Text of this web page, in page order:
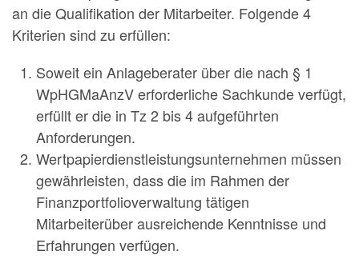
an die Qualifikation der Mitarbeiter. Folgende 4
Kriterien sind zu erfüllen:
Soweit ein Anlageberater über die nach § 1
WpHGMaAnzV erforderliche Sachkunde verfügt,
erfüllt er die in Tz 2 bis 4 aufgeführten
Anforderungen.
Wertpapierdienstleistungsunternehmen müssen
gewährleisten, dass die im Rahmen der
Finanzportfolioverwaltung tätigen
Mitarbeiterüber ausreichende Kenntnisse und
Erfahrungen verfügen.